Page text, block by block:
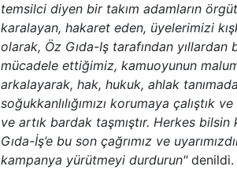
temsilci diyen bir takım adamların
karalayan, hakaret eden, üyelerimizi
olarak, Öz Gıda-Iş tarafından
mücadele ettiğimiz, kamuoyunun
arkalayarak, hak, hukuk, ahlak
soğukkanlılığımızı korumaya çalıştık
ve artık bardak taşmıştır. Herkes
Gıda-İş’e bu son çağrımız ve
kampanya yürütmeyi durdurun"denildi.